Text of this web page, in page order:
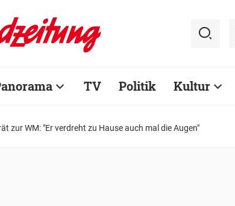
TV Politik Kultur
zur WM: "Er verdreht zu Hause auch mal die Augen"